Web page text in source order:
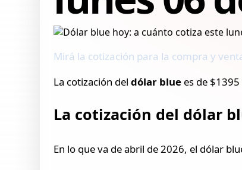
Mirá la cotización para la compra y
La cotización deldólar blue es de
La cotización del dólar
En lo que va de abril de 2026, el dólar